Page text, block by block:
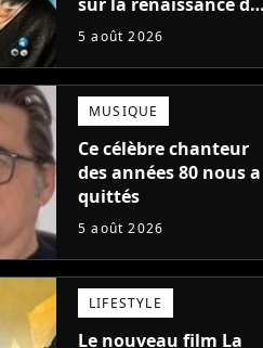
groupe arrive en
5 août 2026
MUSIQUE
Ce célèbre chanteur
des années 80 nous a
quittés
5 août 2026
LIFESTYLE
Le nouveau film La